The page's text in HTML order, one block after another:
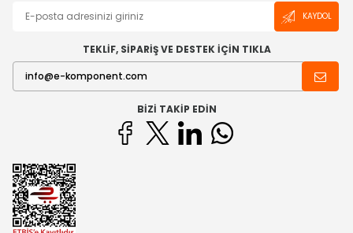
KAYDOL
TEKLİF, SİPARİŞ VE DESTEK İÇİN TIKLA
BIZI TAKIP EDIN